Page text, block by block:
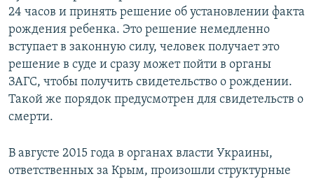
24 часов и принять решение об установлении факта
рождения ребенка. Это решение немедленно
вступает в законную силу, человек получает это
решение в суде и сразу может пойти в органы
ЗАГС, чтобы получить свидетельство о рождении.
Такой же порядок предусмотрен для свидетельств о
смерти.
В августе 2015 года в органах власти Украины,
ответственных за Крым, произошли структурные